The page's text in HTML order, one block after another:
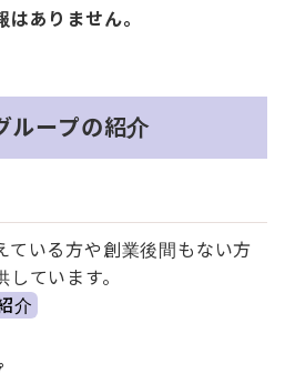
ありません。
ープの紹介
いる方や創業後間もない方
ています。
介